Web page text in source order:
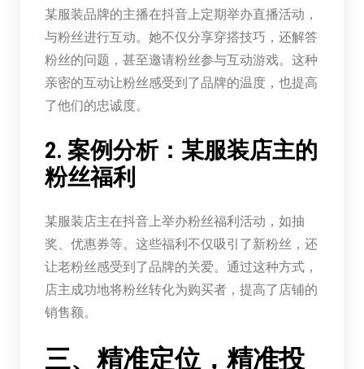
某服装品牌的主播在抖音上定期举办直播活动，
与粉丝进行互动。她不仅分享穿搭技巧，还解答
粉丝的问题，甚至邀请粉丝参与互动游戏。这种
亲密的互动让粉丝感受到了品牌的温度，也提高
了他们的忠诚度。
2. 案例分析：某服装店主的
粉丝福利
某服装店主在抖音上举办粉丝福利活动，如抽
奖、优惠券等。这些福利不仅吸引了新粉丝，还
让老粉丝感受到了品牌的关爱。通过这种方式，
店主成功地将粉丝转化为购买者，提高了店铺的
销售额。
三、精准定位，精准投